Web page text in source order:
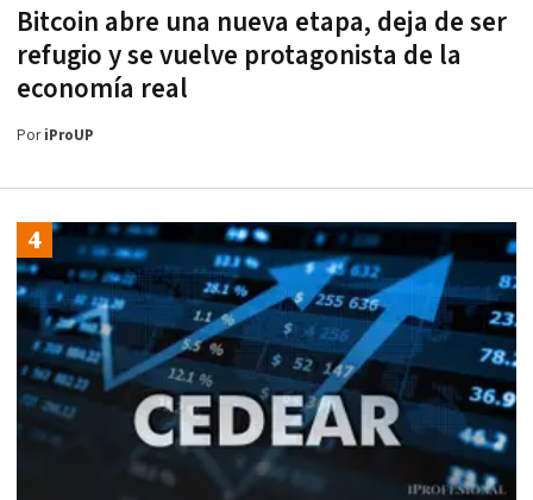
Bitcoin abre una nueva etapa, deja de ser
refugio y se vuelve protagonista de la
economía real
PoriProUP